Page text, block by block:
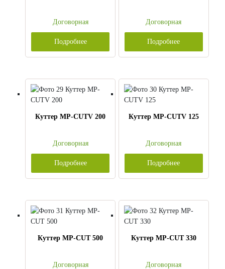
Договорная
Подробнее
Договорная
Подробнее
Куттер MP-CUTV 200
Договорная
Подробнее
Куттер MP-CUTV 125
Договорная
Подробнее
Куттер MP-CUT 500
Договорная
Куттер MP-CUT 330
Договорная